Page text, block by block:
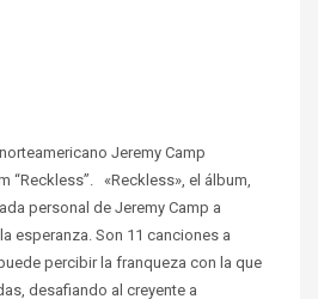
Jeremy Camp
“Reckless”. «Reckless», el álbum,
personal de Jeremy Camp a
esperanza. Son 11 canciones a
percibir la franqueza con la que
desafiando al creyente a